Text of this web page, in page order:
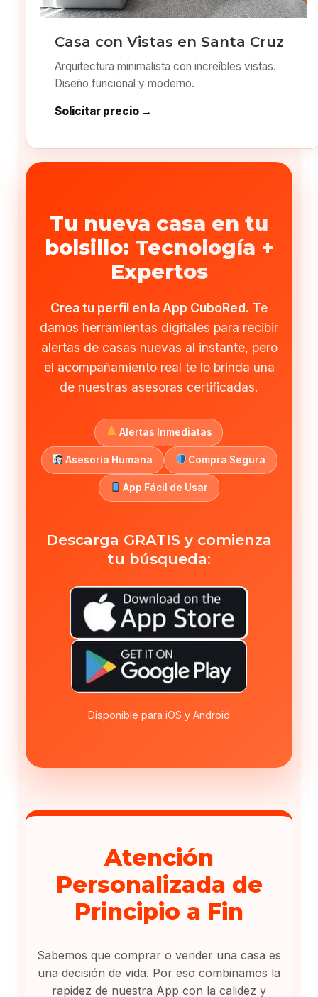
Casa con Vistas en Santa Cruz
Arquitectura minimalista con increíbles vistas.
Diseño funcional y moderno.
Solicitar precio →
Tu nueva casa en tu
bolsillo: Tecnología +
Expertos
Crea tu perfil en la App CuboRed. Te
damos herramientas digitales para recibir
alertas de casas nuevas al instante, pero
el acompañamiento real te lo brinda una
de nuestras asesoras certificadas.
Alertas Inmediatas
Asesoría Humana Compra Segura
App Fácil de Usar
Descarga GRATIS y comienza
tu búsqueda:
Disponible para iOS y Android
Atención
Personalizada de
Principio a Fin
Sabemos que comprar o vender una casa es
una decisión de vida. Por eso combinamos la
rapidez de nuestra App con la calidez y